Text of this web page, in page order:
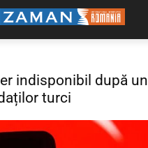
indisponibil după un
turci